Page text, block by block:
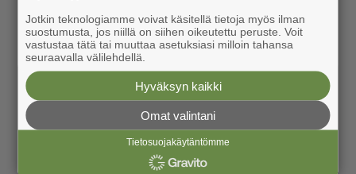
Jotkin teknologiamme voivat käsitellä tietoja myös ilman
suostumusta, jos niillä on siihen oikeutettu peruste. Voit
vastustaa tätä tai muuttaa asetuksiasi milloin tahansa
seuraavalla välilehdellä.
Hyväksyn kaikki
Omat valintani
Tietosuojakäytäntömme